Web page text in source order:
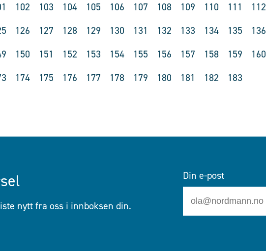
102 103 104 105 106 107 108 109 110 111 112
126 127 128 129 130 131 132 133 134 135 136
150 151 152 153 154 155 156 157 158 159 160
174 175 176 177 178 179 180 181 182 183
nytt fra oss i innboksen din.
Din e-post